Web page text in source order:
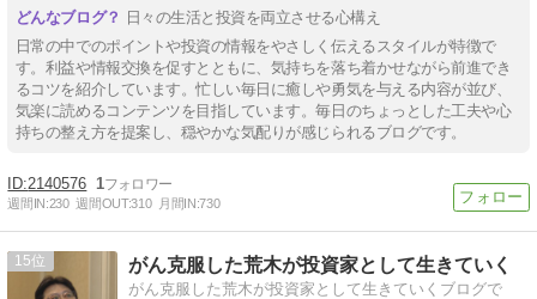
日々の生活と投資を両立させる心構え
日常の中でのポイントや投資の情報をやさしく伝えるスタイルが特徴で
す。利益や情報交換を促すとともに、気持ちを落ち着かせながら前進でき
るコツを紹介しています。忙しい毎日に癒しや勇気を与える内容が並び、
気楽に読めるコンテンツを目指しています。毎日のちょっとした工夫や心
持ちの整え方を提案し、穏やかな気配りが感じられるブログです。
2140576 1
週間IN:230 週間OUT:310 月間IN:730
15 がん克服した荒木が投資家として生きていく
がん克服した荒木が投資家として生きていくブログで